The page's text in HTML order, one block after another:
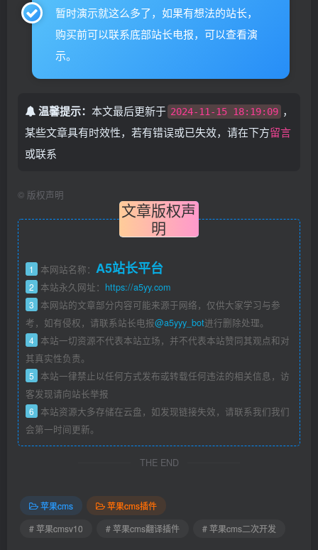
暂时演示就这么多了，如果有想法的站长，
购买前可以联系底部站长电报，可以查看演
示。
温馨提示： 本文最后更新于 2024-11-15 18:19:09 ，
某些文章具有时效性，若有错误或已失效，请在下方留言
或联系
© 版权声明
文章版权声
明
1 本网站名称： A5站长平台
2 本站永久网址： https://a5yy.com
3
本网站的文章部分内容可能来源于网络，仅供大家学习与参
考，如有侵权，请联系站长电报@a5yyy_bot进行删除处理。
4 本站一切资源不代表本站立场，并不代表本站赞同其观点和对
其真实性负责。
5
本站一律禁止以任何方式发布或转载任何违法的相关信息，访
客发现请向站长举报
6
本站资源大多存储在云盘，如发现链接失效，请联系我们我们
会第一时间更新。
THE END
苹果cms
苹果cms插件
# 苹果cmsv10
# 苹果cms翻译插件 # 苹果cms二次开发